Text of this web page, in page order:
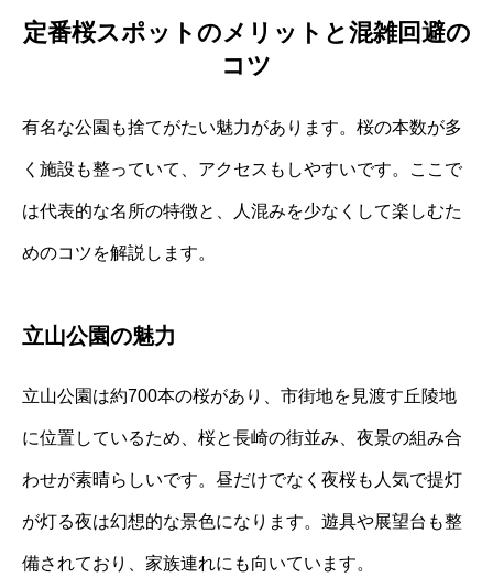
定番桜スポットのメリットと混雑回避の
コツ
有名な公園も捨てがたい魅力があります。桜の本数が多
く施設も整っていて、アクセスもしやすいです。ここで
は代表的な名所の特徴と、人混みを少なくして楽しむた
めのコツを解説します。
立山公園の魅力
立山公園は約700本の桜があり、市街地を見渡す丘陵地
に位置しているため、桜と長崎の街並み、夜景の組み合
わせが素晴らしいです。昼だけでなく夜桜も人気で提灯
が灯る夜は幻想的な景色になります。遊具や展望台も整
備されており、家族連れにも向いています。